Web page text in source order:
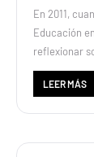
En 2011,
Educación
reflexionar
LEER MÁS